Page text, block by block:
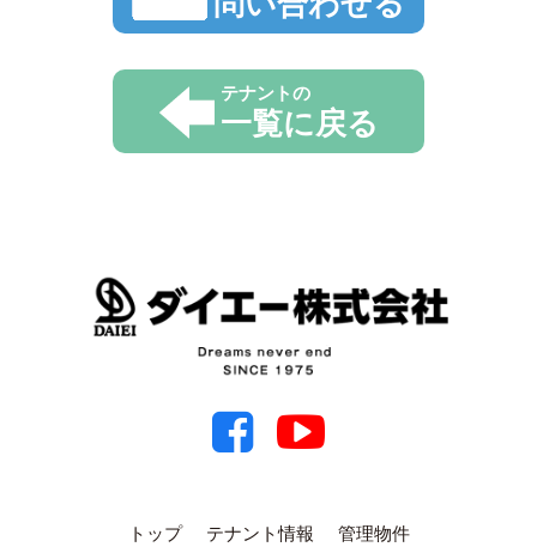
テナントの
一覧に戻る
トップ テナント情報 管理物件